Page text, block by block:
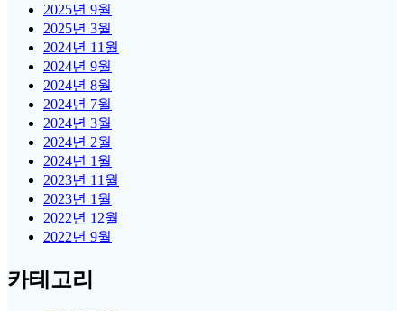
2025년 9월
2025년 3월
2024년 11월
2024년 9월
2024년 8월
2024년 7월
2024년 3월
2024년 2월
2024년 1월
2023년 11월
2023년 1월
2022년 12월
2022년 9월
카테고리